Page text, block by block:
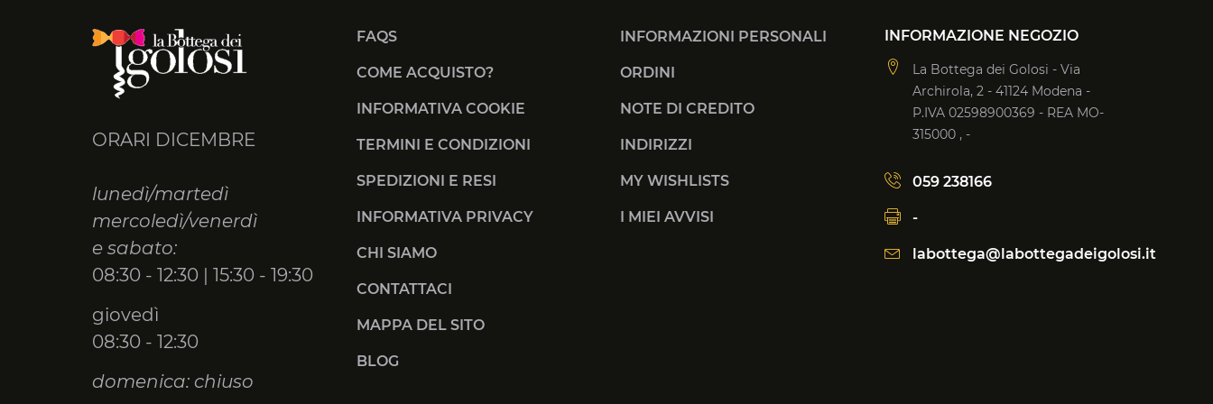
ORARI DICEMBRE
lunedì/martedì
mercoledì/venerdì
e sabato:
08:30 - 12:30 | 15:30 - 19:30
giovedì
08:30 - 12:30
domenica: chiuso
FAQS
COME ACQUISTO?
INFORMATIVA COOKIE
TERMINI E CONDIZIONI
SPEDIZIONI E RESI
INFORMATIVA PRIVACY
CHI SIAMO
CONTATTACI
MAPPA DEL SITO
BLOG
INFORMAZIONI PERSONALI
ORDINI
NOTE DI CREDITO
INDIRIZZI
MY WISHLISTS
I MIEI AVVISI
INFORMAZIONE NEGOZIO
La Bottega dei Golosi - Via
Archirola, 2 - 41124 Modena -
P.IVA 02598900369 - REA MO-
315000 , -
059 238166
-
labottega@labottegadeigolosi.it